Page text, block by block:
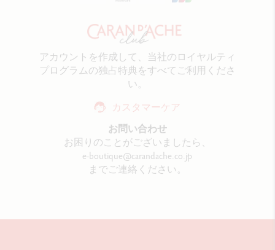
カスタマーケア
お問い合わせ
お困りのことがございましたら、
e-boutique@carandache.co.jp
までご連絡ください。
アカウントを作成して、当社のロイヤルティ
プログラムの独占特典をすべてご利用くださ
い。